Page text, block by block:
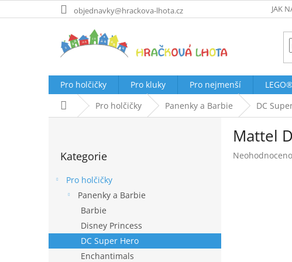
na
objednavky@hrackova-lhota.cz JAK
Pro holčičky Pro kluky Pro nejmenší LEGO®
Domů Pro holčičky Panenky a Barbie DC
a
kategorie
Kategorie
Pro holčičky
Panenky a Barbie
Barbie
Disney Princess
DC Super Hero
Enchantimals
Mattel
Průměrné
Neohodnoceno